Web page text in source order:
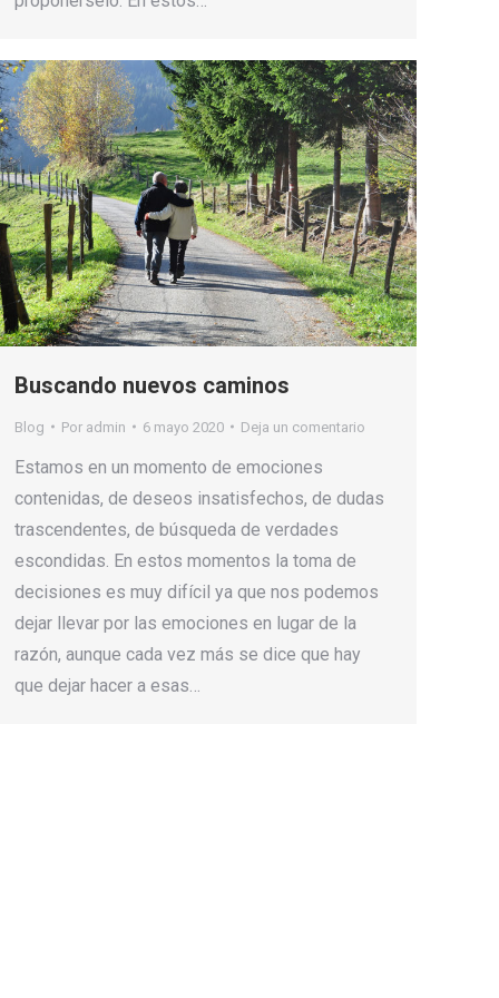
Buscando nuevos caminos
Blog Por admin 6 mayo 2020 Deja un comentario
Estamos en un momento de emociones
contenidas, de deseos insatisfechos, de dudas
trascendentes, de búsqueda de verdades
escondidas. En estos momentos la toma de
decisiones es muy difícil ya que nos podemos
dejar llevar por las emociones en lugar de la
razón, aunque cada vez más se dice que hay
que dejar hacer a esas…